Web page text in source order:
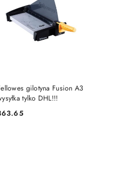
gilotyna Fusion A3
tylko DHL!!!
DO KOSZYKA